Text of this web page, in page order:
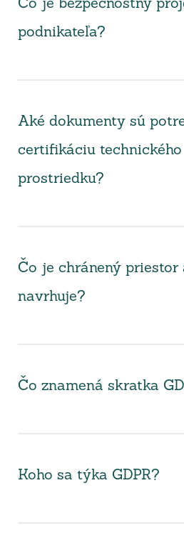
Čo je bezpečnostný
podnikateľa?
Aké dokumenty sú
certifikáciu technického
prostriedku?
Čo je chránený priestor
navrhuje?
Čo znamená skratka
Koho sa týka GDPR?